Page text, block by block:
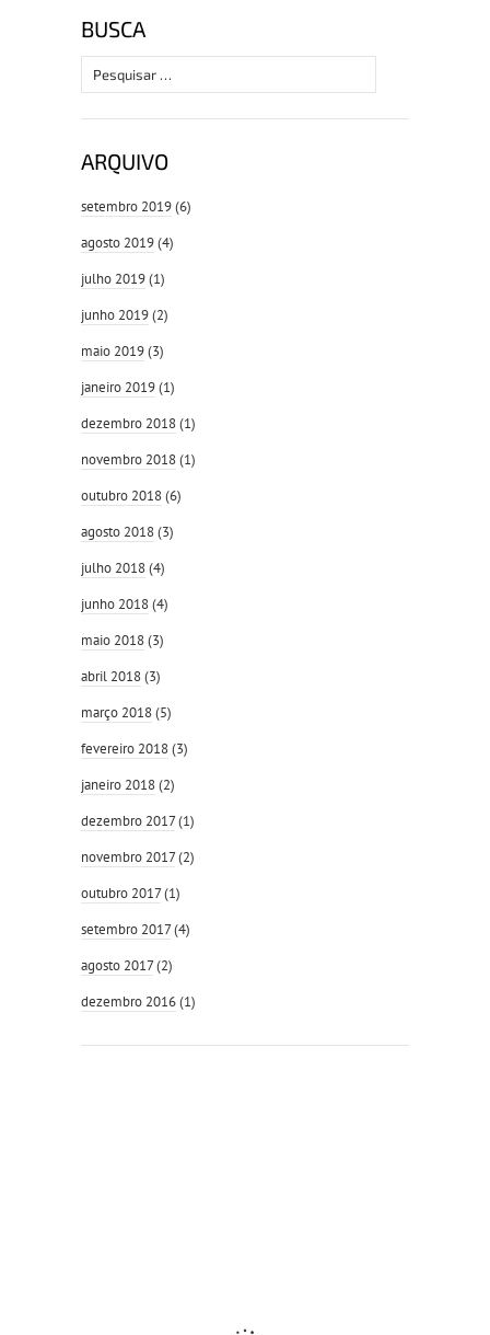
BUSCA
Pesquisar
por:
ARQUIVO
setembro 2019(6)
agosto 2019(4)
julho 2019(1)
junho 2019(2)
maio 2019(3)
janeiro 2019(1)
dezembro 2018(1)
novembro 2018(1)
outubro 2018(6)
agosto 2018(3)
julho 2018(4)
junho 2018(4)
maio 2018(3)
abril 2018(3)
março 2018(5)
fevereiro 2018(3)
janeiro 2018(2)
dezembro 2017(1)
novembro 2017(2)
outubro 2017(1)
setembro 2017(4)
agosto 2017(2)
dezembro 2016(1)